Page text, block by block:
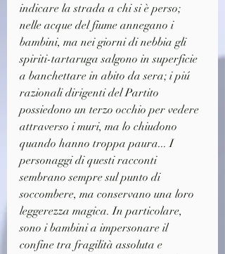
indicare la strada a chi si è perso;
nelle acque del fiume annegano i
bambini, ma nei giorni di nebbia gli
spiriti-tartaruga salgono in superficie
a banchettare in abito da sera; i piú
razionali dirigenti del Partito
possiedono un terzo occhio per vedere
attraverso i muri, ma lo chiudono
quando hanno troppa paura... I
personaggi di questi racconti
sembrano sempre sul punto di
soccombere, ma conservano una loro
leggerezza magica. In particolare,
sono i bambini a impersonare il
confine tra fragilità assoluta e